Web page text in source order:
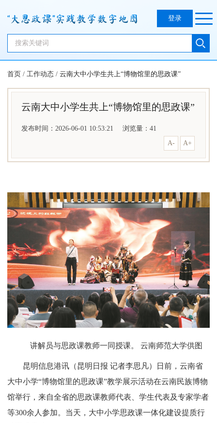
登录
首页 / 工作动态 / 云南大中小学生共上“博物馆里的思政课”
云南大中小学生共上“博物馆里的思政课”
发布时间：2026-06-01 10:53:21 浏览量： 41
A-
A+
讲解员与思政课教师一同授课。 云南师范大学供图
昆明信息港讯（昆明日报 记者李思凡）日前，云南省
大中小学“博物馆里的思政课”教学展示活动在云南民族博物
馆举行，来自全省的思政课教师代表、学生代表及专家学者
等300余人参加。当天，大中小学思政课一体化建设提质行